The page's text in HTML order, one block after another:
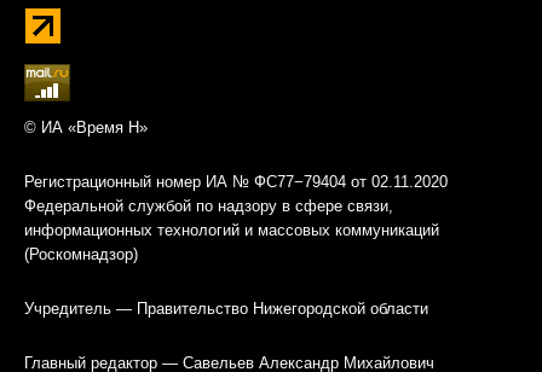
© ИА «Время Н»
Регистрационный номер ИА № ФС77−79404 от 02.11.2020
Федеральной службой по надзору в сфере связи,
информационных технологий и массовых коммуникаций
(Роскомнадзор)
Учредитель — Правительство Нижегородской области
Главный редактор — Савельев Александр Михайлович